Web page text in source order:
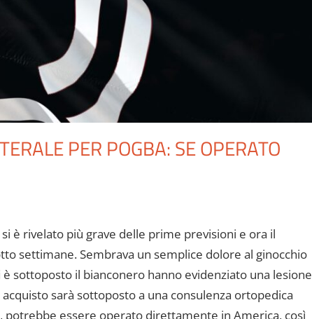
PER POGBA: SE OPERATO
è rivelato più grave delle prime previsioni e ora il
settimane. Sembrava un semplice dolore al ginocchio
sottoposto il bianconero hanno evidenziato una lesione
sarà sottoposto a una consulenza ortopedica
potrebbe essere operato direttamente in America, così